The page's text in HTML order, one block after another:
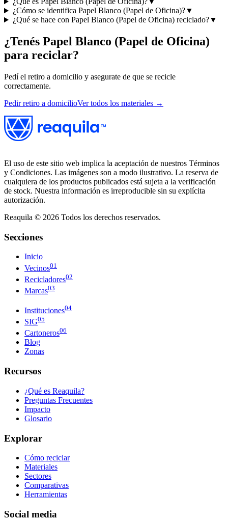
¿Cómo se identifica Papel Blanco (Papel de Oficina)?▼
¿Qué se hace con Papel Blanco (Papel de Oficina) reciclado?▼
¿Tenés Papel Blanco (Papel de Oficina)
para reciclar?
Pedí el retiro a domicilio y asegurate de que se recicle
correctamente.
Pedir retiro a domicilioVer todos los materiales →
El uso de este sitio web implica la aceptación de nuestros Términos
y Condiciones. Las imágenes son a modo ilustrativo. La reserva de
cualquiera de los productos publicados está sujeta a la verificación
de stock. Nuestra información es irreproducible sin su explícita
autorización.
Reaquila © 2026 Todos los derechos reservados.
Secciones
Inicio
Vecinos01
Recicladores02
Marcas03
Instituciones04
SIG05
Cartoneros06
Blog
Zonas
Recursos
¿Qué es Reaquila?
Preguntas Frecuentes
Impacto
Glosario
Explorar
Cómo reciclar
Materiales
Sectores
Comparativas
Herramientas
Social media